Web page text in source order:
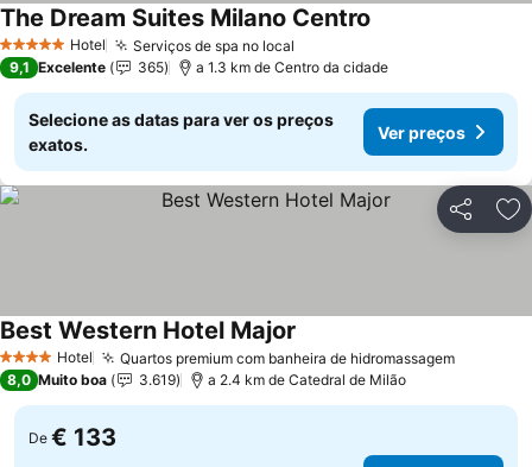
5 Estrelas Hotel Serviços de spa no local
The Dream Suites Milano Centro
9,1 Excelente 365 a 1.3 km de Centro da cidade
Selecione as datas para ver os preços
exatos.
Ver preços
Partilhar
4 EstrelasHotel Quartos premium com banheira de hidromassagemVer
Best Western Hotel Major
8,0 Muito boa 3.619 a 2.4 km de Catedral de Milão
De € 133